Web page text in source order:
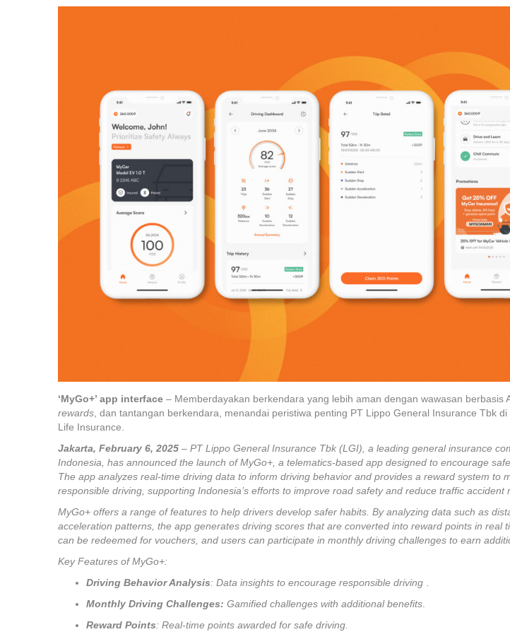
‘MyGo+’ app interface – Memberdayakan berkendara yang lebih aman dengan wawasan berbasis
rewards , dan tantangan berkendara, menandai peristiwa penting PT Lippo General Insurance Tbk
Life Insurance.
Jakarta, February 6, 2025 – PT Lippo General Insurance Tbk (LGI), a leading general insurance
Indonesia, has announced the launch of MyGo+, a telematics-based app designed to encourage
The app analyzes real-time driving data to inform driving behavior and provides a reward system to
responsible driving, supporting Indonesia’s efforts to improve road safety and reduce traffic accident
MyGo+ offers a range of features to help drivers develop safer habits. By analyzing data such as
acceleration patterns, the app generates driving scores that are converted into reward points in real
can be redeemed for vouchers, and users can participate in monthly driving challenges to earn
Key Features of MyGo+:
Driving Behavior Analysis: Data insights to encourage responsible driving
Monthly Driving Challenges: Gamified challenges with additional benefits
Reward Points: Real-time points awarded for safe driving.